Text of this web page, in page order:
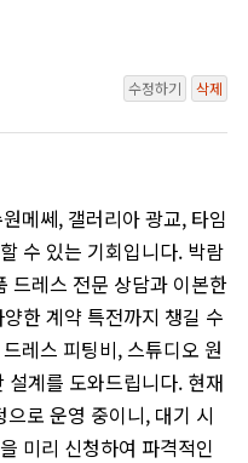
수정하기 삭제
메쎄, 갤러리아 광교, 타임
수 있는 기회입니다. 박람
드레스 전문 상담과 이본한
한 계약 특전까지 챙길 수
레스 피팅비, 스튜디오 원
계를 도와드립니다. 현재
로 운영 중이니, 대기 시
미리 신청하여 파격적인